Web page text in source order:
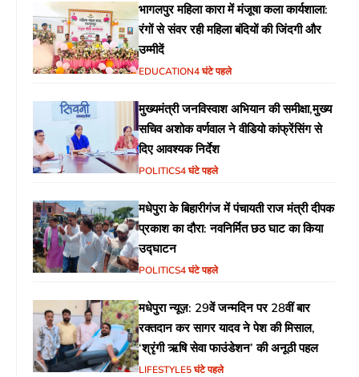
भागलपुर महिला कारा में मंजूषा कला कार्यशाला:
रंगों से संवर रही महिला बंदियों की जिंदगी और
उम्मीदें
EDUCATION4 घंटे पहले
मुख्यमंत्री जनविस्वाश अभियान की समीक्षा,मुख्य
सचिव अशोक वर्णवाल ने वीडियो कांफ्रेंसिंग से
दिए आवश्यक निर्देश
POLITICS4 घंटे पहले
मधेपुरा के बिहारीगंज में पंचायती राज मंत्री दीपक
प्रकाश का दौरा: नवनिर्मित छठ घाट का किया
उद्घाटन
POLITICS4 घंटे पहले
मधेपुरा न्यूज़: 29वें जन्मदिन पर 28वीं बार
रक्तदान कर सागर यादव ने पेश की मिसाल,
‘श्रृंगी ऋषि सेवा फाउंडेशन’ की अनूठी पहल
LIFESTYLE5 घंटे पहले